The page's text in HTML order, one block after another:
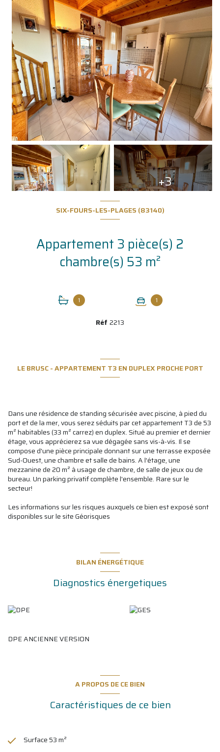
+3
SIX-FOURS-LES-PLAGES (83140)
Appartement 3 pièce(s) 2
chambre(s) 53 m²
1 1
Réf 2213
LE BRUSC - APPARTEMENT T3 EN DUPLEX PROCHE PORT
Dans une résidence de standing sécurisée avec piscine, à pied du
port et de la mer, vous serez séduits par cet appartement T3 de 53
m² habitables (33 m² carrez) en duplex. Situé au premier et dernier
étage, vous apprécierez sa vue dégagée sans vis-à-vis. Il se
compose d'une pièce principale donnant sur une terrasse exposée
Sud-Ouest, une chambre et salle de bains. A l'étage, une
mezzanine de 20 m² à usage de chambre, de salle de jeux ou de
bureau. Un parking privatif complète l'ensemble. Rare sur le
secteur!
Les informations sur les risques auxquels ce bien est exposé sont
disponibles sur le siteGéorisques
BILAN ÉNERGÉTIQUE
Diagnostics énergetiques
DPE ANCIENNE VERSION
A PROPOS DE CE BIEN
Caractéristiques de ce bien
Surface 53 m²